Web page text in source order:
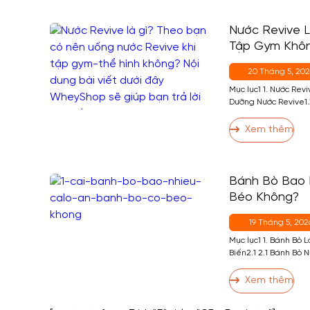
Nước Revive
Tập Gym
20 Tháng 5,
Mục lục1 1. Nước
Dưỡng Nước
Không?2 2. Người
Không?3 3. Tập
Xem thêm
Bánh Bò Bao
Béo Không?
19 Tháng 5,
Mục lục1 1. Bánh Bò
Biến2.1 2.1 Bánh Bò
Không?4 4. Bánh
Theo Khẩu Phần5 5.
Xem thêm